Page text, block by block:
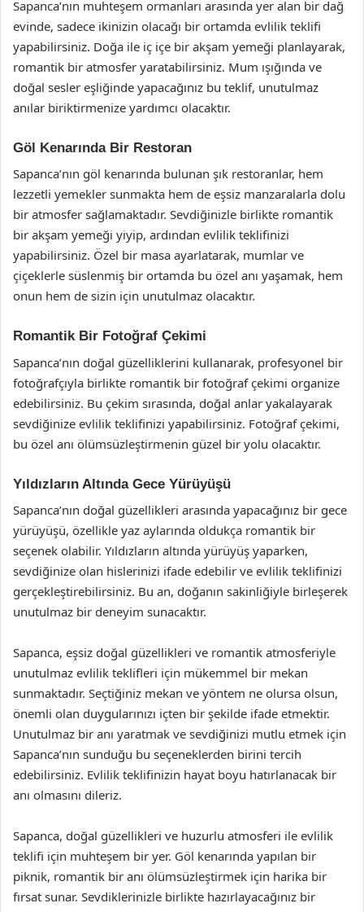
Sapanca’nın muhteşem ormanları arasında yer alan bir dağ
evinde, sadece ikinizin olacağı bir ortamda evlilik teklifi
yapabilirsiniz. Doğa ile iç içe bir akşam yemeği planlayarak,
romantik bir atmosfer yaratabilirsiniz. Mum ışığında ve
doğal sesler eşliğinde yapacağınız bu teklif, unutulmaz
anılar biriktirmenize yardımcı olacaktır.
Göl Kenarında Bir Restoran
Sapanca’nın göl kenarında bulunan şık restoranlar, hem
lezzetli yemekler sunmakta hem de eşsiz manzaralarla dolu
bir atmosfer sağlamaktadır. Sevdiğinizle birlikte romantik
bir akşam yemeği yiyip, ardından evlilik teklifinizi
yapabilirsiniz. Özel bir masa ayarlatarak, mumlar ve
çiçeklerle süslenmiş bir ortamda bu özel anı yaşamak, hem
onun hem de sizin için unutulmaz olacaktır.
Romantik Bir Fotoğraf Çekimi
Sapanca’nın doğal güzelliklerini kullanarak, profesyonel bir
fotoğrafçıyla birlikte romantik bir fotoğraf çekimi organize
edebilirsiniz. Bu çekim sırasında, doğal anlar yakalayarak
sevdiğinize evlilik teklifinizi yapabilirsiniz. Fotoğraf çekimi,
bu özel anı ölümsüzleştirmenin güzel bir yolu olacaktır.
Yıldızların Altında Gece Yürüyüşü
Sapanca’nın doğal güzellikleri arasında yapacağınız bir gece
yürüyüşü, özellikle yaz aylarında oldukça romantik bir
seçenek olabilir. Yıldızların altında yürüyüş yaparken,
sevdiğinize olan hislerinizi ifade edebilir ve evlilik teklifinizi
gerçekleştirebilirsiniz. Bu an, doğanın sakinliğiyle birleşerek
unutulmaz bir deneyim sunacaktır.
Sapanca, eşsiz doğal güzellikleri ve romantik atmosferiyle
unutulmaz evlilik teklifleri için mükemmel bir mekan
sunmaktadır. Seçtiğiniz mekan ve yöntem ne olursa olsun,
önemli olan duygularınızı içten bir şekilde ifade etmektir.
Unutulmaz bir anı yaratmak ve sevdiğinizi mutlu etmek için
Sapanca’nın sunduğu bu seçeneklerden birini tercih
edebilirsiniz. Evlilik teklifinizin hayat boyu hatırlanacak bir
anı olmasını dileriz.
Sapanca, doğal güzellikleri ve huzurlu atmosferi ile evlilik
teklifi için muhteşem bir yer. Göl kenarında yapılan bir
piknik, romantik bir anı ölümsüzleştirmek için harika bir
fırsat sunar. Sevdiklerinizle birlikte hazırlayacağınız bir